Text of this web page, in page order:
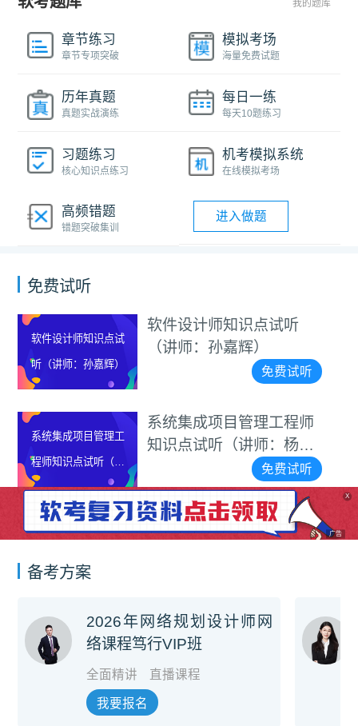
我的题库
章节练习
章节专项突破
模拟考场
海量免费试题
历年真题
真题实战演练
每日一练
每天10题练习
习题练习
核心知识点练习
机考模拟系统
在线模拟考场
高频错题
错题突破集训
进入做题
免费试听
点试听
免费试听
理工程师
师：杨家
免费试听
2026上半年信息系统
2026上半年
电子商务设
视频课程
X
广告
备考方案
2026年网络规划设计师网
络课程笃行VIP班
全面精讲 直播课程
我要报名